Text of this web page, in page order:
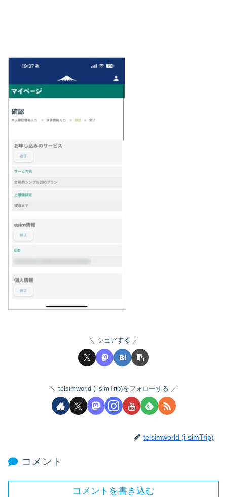
シェアする
telsimworld (i-simTrip)をフォローする
telsimworld (i-simTrip)
コメント
コメントを書き込む